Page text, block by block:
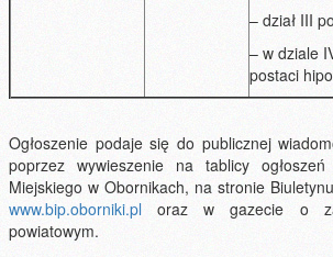
– dział III
– w dziale
postaci
Ogłoszenie podaje się do publicznej
poprzez wywieszenie na tablicy
Miejskiego w Obornikach, na stronie
www.bip.oborniki.pl oraz w gazecie o
powiatowym.